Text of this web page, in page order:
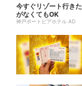
今すぐリゾート行き
がなくてもOK
神戸ポートピアホテル AD